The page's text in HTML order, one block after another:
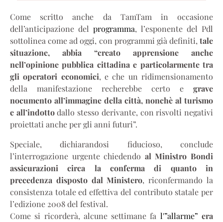
Come scritto anche da TamTam in occasione
dell’anticipazione del programma, l’esponente del Pdl
sottolinea come ad oggi, con programmi già definiti, tale
situazione, abbia “creato apprensione anche
nell’opinione pubblica cittadina e particolarmente tra
gli operatori economici, e che un ridimensionamento
della manifestazione recherebbe certo e grave
nocumento all’immagine della città, nonchè al turismo
e all’indottodallo stesso derivante, con risvolti negativi
proiettati anche per gli anni futuri”.
Speciale, dichiarandosi fiducioso, conclude
l’interrogazione urgente chiedendo al Ministro Bondi
assicurazioni circa la conferma di quanto in
precedenza disposto dal Ministero, riconfermando la
consistenza totale ed effettiva del contributo statale per
l’edizione 2008 del festival.
Come si ricorderà, alcune settimane fa l'”allarme” era